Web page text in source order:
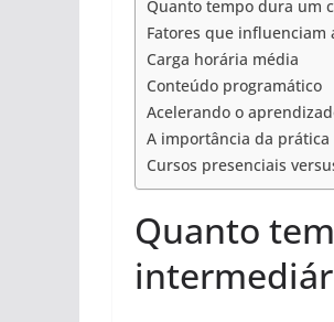
Quanto tempo dura um
Fatores que influenciam
Carga horária média
Conteúdo programático
Acelerando o
A importância da prática
Cursos presenciais
Quanto